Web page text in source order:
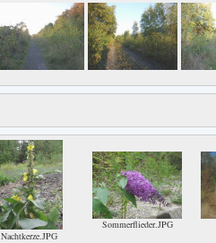
Nachtkerze.JPG
Sommerflieder.JPG